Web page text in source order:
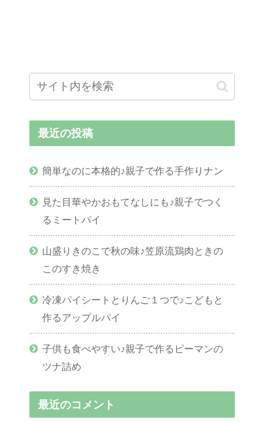
最近の投稿
簡単なのに本格的♪親子で作る手作りナン
見た目華やかおもてなしにも♪親子でつく
るミートパイ
山盛りきのこで秋の味♪笠原流鶏肉ときの
このすき焼き
冷凍パイシートとりんご１つで♪こどもと
作るアップルパイ
子供も食べやすい♪親子で作るピーマンの
ツナ詰め
最近のコメント